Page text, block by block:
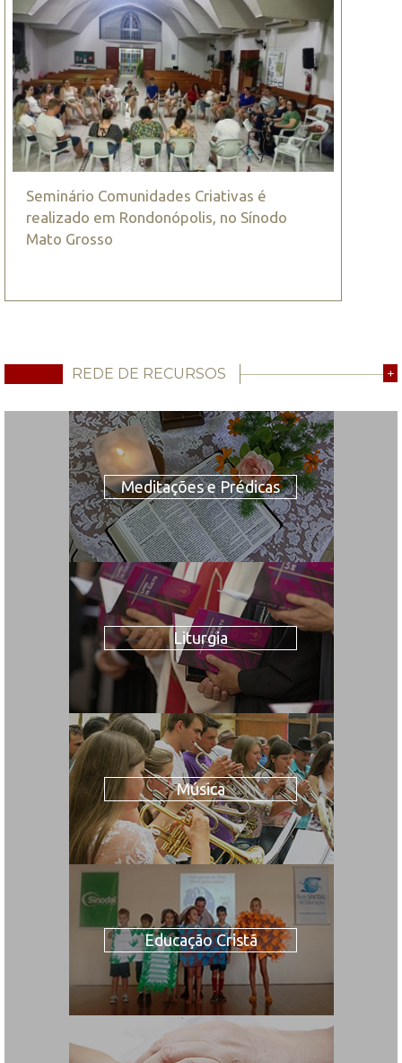
Seminário Comunidades Criativas é
realizado em Rondonópolis, no Sínodo
Mato Grosso
REDE DE RECURSOS +
Meditações e Prédicas
Liturgia
Música
Educação Cristã